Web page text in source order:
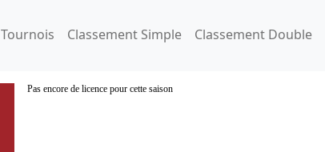
Tournois Classement Simple Classement Double
Pas encore de licence pour cette saison